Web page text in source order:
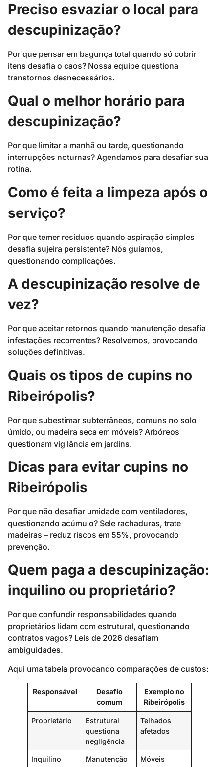
Preciso esvaziar o local para
descupinização?
Por que pensar em bagunça total quando só cobrir
itens desafia o caos? Nossa equipe questiona
transtornos desnecessários.
Qual o melhor horário para
descupinização?
Por que limitar a manhã ou tarde, questionando
interrupções noturnas? Agendamos para desafiar sua
rotina.
Como é feita a limpeza após o
serviço?
Por que temer resíduos quando aspiração simples
desafia sujeira persistente? Nós guiamos,
questionando complicações.
A descupinização resolve de
vez?
Por que aceitar retornos quando manutenção desafia
infestações recorrentes? Resolvemos, provocando
soluções definitivas.
Quais os tipos de cupins no
Ribeirópolis?
Por que subestimar subterrâneos, comuns no solo
úmido, ou madeira seca em móveis? Arbóreos
questionam vigilância em jardins.
Dicas para evitar cupins no
Ribeirópolis
Por que não desafiar umidade com ventiladores,
questionando acúmulo? Sele rachaduras, trate
madeiras – reduz riscos em 55%, provocando
prevenção.
Quem paga a descupinização:
inquilino ou proprietário?
Por que confundir responsabilidades quando
proprietários lidam com estrutural, questionando
contratos vagos? Leis de 2026 desafiam
ambiguidades.
Aqui uma tabela provocando comparações de custos:
Responsável
Desafio
comum
Exemplo no
Ribeirópolis
Proprietário
Estrutural
questiona
negligência
Telhados
afetados
Inquilino
Manutenção
Móveis